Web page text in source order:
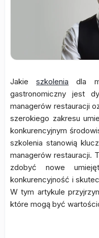
Jakieszkolenia dla
gastronomiczny jest
managerów restauracji
szerokiego zakresu
konkurencyjnym
szkolenia stanowią
managerów restauracji.
zdobyć nowe
konkurencyjność i
W tym artykule
które mogą być